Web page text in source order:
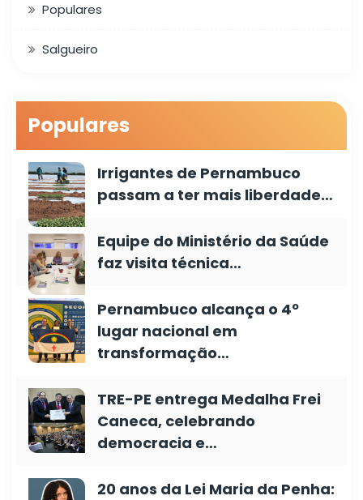
Populares
Salgueiro
Populares
Irrigantes de Pernambuco
passam a ter mais liberdade…
Equipe do Ministério da Saúde
faz visita técnica…
Pernambuco alcança o 4º
lugar nacional em
transformação…
TRE-PE entrega Medalha Frei
Caneca, celebrando
democracia e…
20 anos da Lei Maria da Penha: